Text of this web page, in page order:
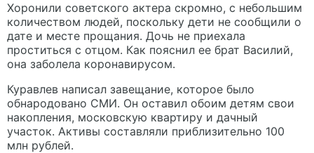
Хоронили советского актера скромно, с небольшим
количеством людей, поскольку дети не сообщили о
дате и месте прощания. Дочь не приехала
проститься с отцом. Как пояснил ее брат Василий,
она заболела коронавирусом.
Куравлев написал завещание, которое было
обнародовано СМИ. Он оставил обоим детям свои
накопления, московскую квартиру и дачный
участок. Активы составляли приблизительно 100
млн рублей.